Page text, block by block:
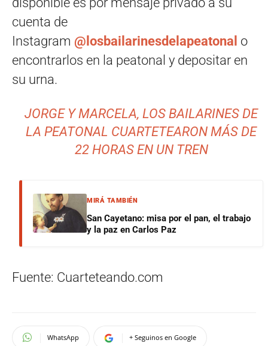
cuenta de
Instagram @losbailarinesdelapeatonal o
encontrarlos en la peatonal y depositar en
su urna.
JORGE Y MARCELA, LOS BAILARINES DE
LA PEATONAL CUARTETEARON MÁS DE
22 HORAS EN UN TREN
MIRÁ TAMBIÉN
San Cayetano: misa por el pan, el trabajo
y la paz en Carlos Paz
Fuente: Cuarteteando.com
WhatsApp + Seguinos en Google